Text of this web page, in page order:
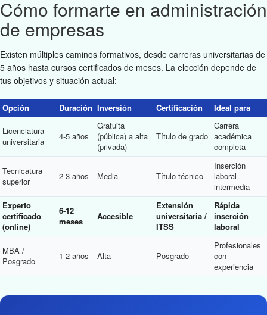
Cómo formarte en administración
de empresas
Existen múltiples caminos formativos, desde carreras universitarias de
5 años hasta cursos certificados de meses. La elección depende de
tus objetivos y situación actual:
Opción Duración Inversión Certificación Ideal para
Licenciatura
universitaria
4-5 años
Gratuita
(pública) a alta
(privada)
Título de grado
Carrera
académica
completa
Tecnicatura
superior
2-3 años Media Título técnico
Inserción
laboral
intermedia
Experto
certificado
(online)
6-12
meses
Accesible
Extensión
universitaria /
ITSS
Rápida
inserción
laboral
MBA /
Posgrado
1-2 años Alta Posgrado
Profesionales
con
experiencia